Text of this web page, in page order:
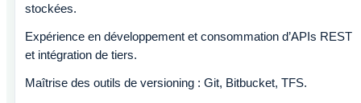
stockées.
Expérience en développement et consommation d’APIs REST
et intégration de tiers.
Maîtrise des outils de versioning : Git, Bitbucket, TFS.